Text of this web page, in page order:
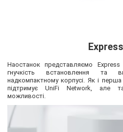
Наостанок представляємо
гнучкість встановлення та
надкомпактному корпусі. Як і
підтримує UniFi Network, але
можливості.